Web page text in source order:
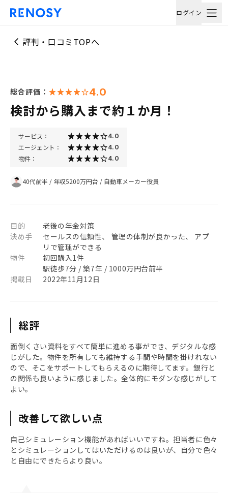
ログイン
評判・口コミTOPへ
総合評価： 4.0
検討から購入まで約１か月！
サービス： 4.0
エージェント： 4.0
物件： 4.0
40代前半 / 年収5200万円台 / 自動車メーカー役員
目的
老後の年金対策
決め手
セールスの信頼性、 管理の体制が良かった、 アプ
リで管理ができる
物件
初回購入1件
駅徒歩7分 / 築7年 / 1000万円台前半
掲載日
2022年11月12日
総評
面倒くさい資料をすべて簡単に進める事ができ、デジタルな感
じがした。物件を所有しても維持する手間や時間を掛けれない
ので、そこをサポートしてもらえるのに期待してます。銀行と
の関係も良いように感じました。全体的にモダンな感じがして
よい。
改善して欲しい点
自己シミュレーション機能があればいいですね。担当者に色々
とシミュレーションしてはいただけるのは良いが、自分で色々
と自由にできたらより良い。